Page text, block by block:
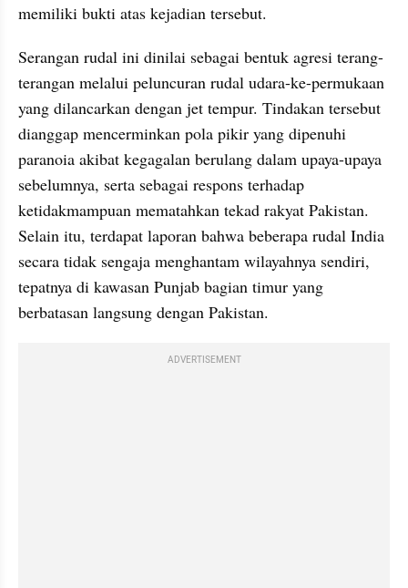
memiliki bukti atas kejadian tersebut.
Serangan rudal ini dinilai sebagai bentuk agresi terang-
terangan melalui peluncuran rudal udara-ke-permukaan
yang dilancarkan dengan jet tempur. Tindakan tersebut
dianggap mencerminkan pola pikir yang dipenuhi
paranoia akibat kegagalan berulang dalam upaya-upaya
sebelumnya, serta sebagai respons terhadap
ketidakmampuan mematahkan tekad rakyat Pakistan.
Selain itu, terdapat laporan bahwa beberapa rudal India
secara tidak sengaja menghantam wilayahnya sendiri,
tepatnya di kawasan Punjab bagian timur yang
berbatasan langsung dengan Pakistan.
ADVERTISEMENT